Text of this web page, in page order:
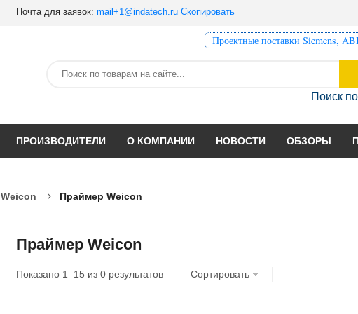
Почта для заявок: mail+1@indatech.ru Скопировать
Проектные поставки Siemens,
Поиск
ПРОИЗВОДИТЕЛИ О КОМПАНИИ НОВОСТИ ОБЗОРЫ
Weicon Праймер Weicon
Праймер Weicon
Показано 1–15 из 0 результатов Сортировать